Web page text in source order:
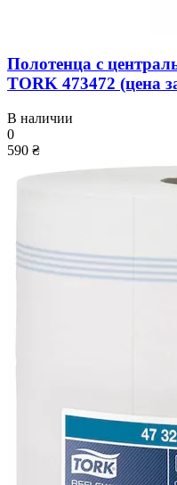
Полотенца с
TORK 473472 (цена
В наличии
0
590 ₴